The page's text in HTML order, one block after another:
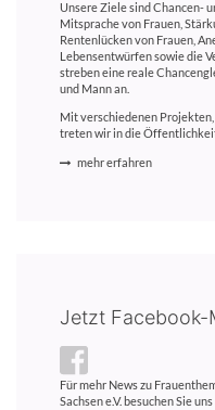
Unsere Ziele sind Chancen-
Mitsprache von Frauen,
Rentenlücken von Frauen,
Lebensentwürfen sowie die
streben eine reale
und Mann an.
Mit verschiedenen
treten wir in die
mehr erfahren
Jetzt Facebook-
Für mehr News zu
Sachsen e.V. besuchen Sie